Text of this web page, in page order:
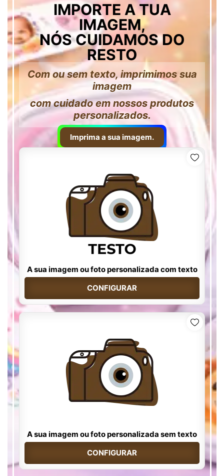
IMPORTE A TUA
IMAGEM,
NÓS CUIDAMOS DO
RESTO
Com ou sem texto, imprimimos sua
imagem
com cuidado em nossos produtos
personalizados.
Imprima a sua imagem.
A sua imagem ou foto personalizada com texto
CONFIGURAR
A sua imagem ou foto personalizada sem texto
CONFIGURAR